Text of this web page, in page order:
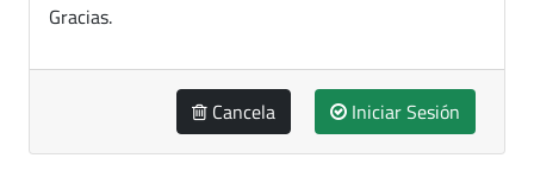
Gracias.
Cancela Iniciar Sesión